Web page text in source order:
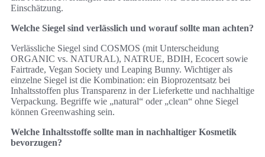
Einschätzung.
Welche Siegel sind verlässlich und worauf sollte man achten?
Verlässliche Siegel sind COSMOS (mit Unterscheidung
ORGANIC vs. NATURAL), NATRUE, BDIH, Ecocert sowie
Fairtrade, Vegan Society und Leaping Bunny. Wichtiger als
einzelne Siegel ist die Kombination: ein Bioprozentsatz bei
Inhaltsstoffen plus Transparenz in der Lieferkette und nachhaltige
Verpackung. Begriffe wie „natural“ oder „clean“ ohne Siegel
können Greenwashing sein.
Welche Inhaltsstoffe sollte man in nachhaltiger Kosmetik
bevorzugen?